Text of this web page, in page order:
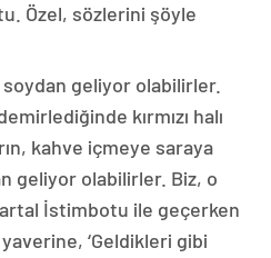
Özel, sözlerini şöyle
geliyor olabilirler.
kırmızı halı
kahve içmeye saraya
geliyor olabilirler. Biz, o
İstimbotu ile geçerken
‘Geldikleri gibi